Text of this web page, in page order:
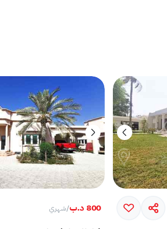
800 د.ب /شهري